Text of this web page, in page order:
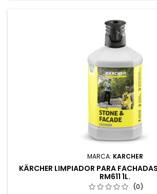
MARCA: KARCHER
KÄRCHER LIMPIADOR PARA FACHADAS
RM611 1L.
(0)